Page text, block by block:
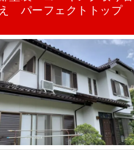
え パーフェクトトップ